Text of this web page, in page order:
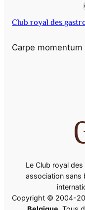
Club royal des
Carpe momentum
Le Club royal
association sans
Copyright © 2004-